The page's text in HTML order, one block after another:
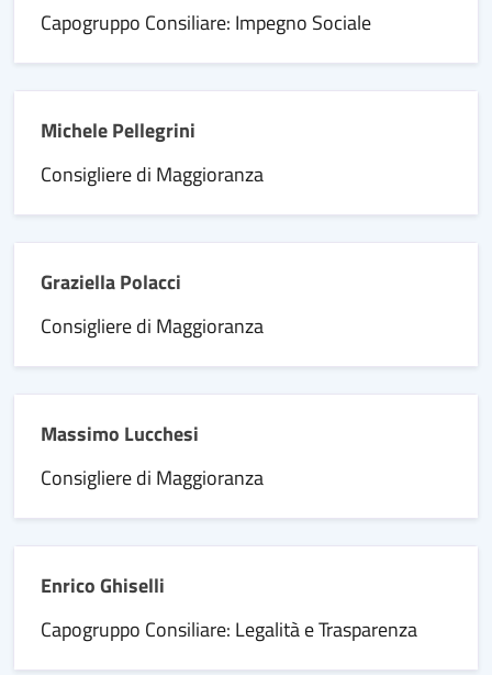
Capogruppo Consiliare: Impegno Sociale
Michele Pellegrini
Consigliere di Maggioranza
Graziella Polacci
Consigliere di Maggioranza
Massimo Lucchesi
Consigliere di Maggioranza
Enrico Ghiselli
Capogruppo Consiliare: Legalità e Trasparenza